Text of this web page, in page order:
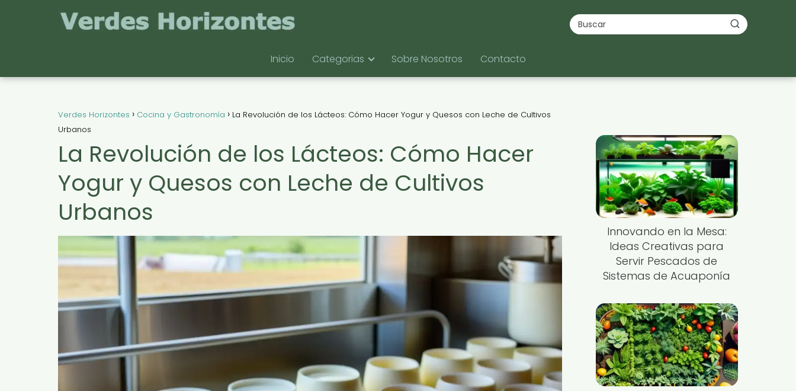
Inicio Categorias Sobre Nosotros Contacto
Verdes Horizontes Cocina y Gastronomía
La Revolución de los Lácteos: Cómo Hacer Yogur y Quesos con Leche de Cultivos
Urbanos
La Revolución de los Lácteos: Cómo Hacer
Yogur y Quesos con Leche de Cultivos
Urbanos
Innovando en la Mesa:
Ideas Creativas para
Servir Pescados de
Sistemas de Acuaponía